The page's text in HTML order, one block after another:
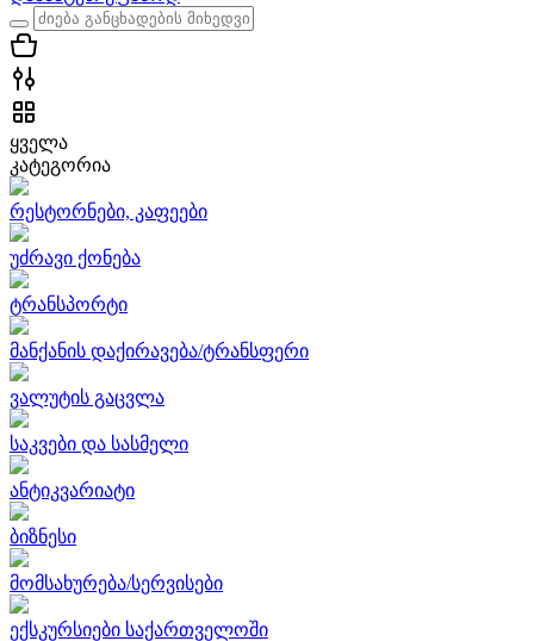
ყველა
კატეგორია
რესტორნები, კაფეები
უძრავი ქონება
ტრანსპორტი
მანქანის დაქირავება/ტრანსფერი
ვალუტის გაცვლა
საკვები და სასმელი
ანტიკვარიატი
ბიზნესი
მომსახურება/სერვისები
ექსკურსიები საქართველოში